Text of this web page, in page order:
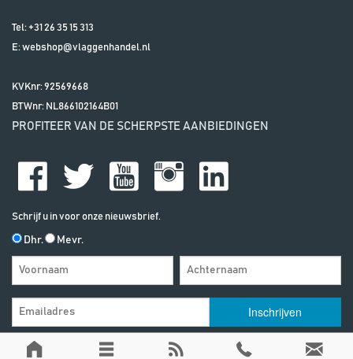
Tel: +31 26 35 15 313
E:webshop@vlaggenhandel.nl
KVKnr: 92569668
BTWnr: NL866102164B01
PROFITEER VAN DE SCHERPSTE AANBIEDINGEN
Schrijf u in voor onze nieuwsbrief.
Dhr. Mevr.
Algemene Voorwaarden| | Alle vermelde prijzen zijn exclusief btw, tenzij